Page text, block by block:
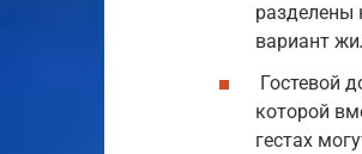
разделены
вариант
Гостевой
которой
гестах